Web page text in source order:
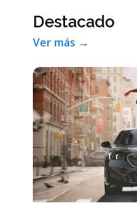
Destacado
Ver más →